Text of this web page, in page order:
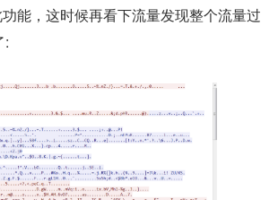
能，这时候再看下流量发现整个流量过
: